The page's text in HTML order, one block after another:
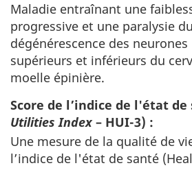
Maladie entraînant une
progressive et une paralysie
dégénérescence des
supérieurs et inférieurs du
moelle épinière.
Score de l’indice de l'état de
Utilities Index– HUI-3) :
Une mesure de la qualité de
l’indice de l'état de santé